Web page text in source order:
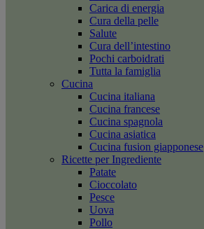
Carica di energia
Cura della pelle
Salute
Cura dell’intestino
Pochi carboidrati
Tutta la famiglia
Cucina
Cucina italiana
Cucina francese
Cucina spagnola
Cucina asiatica
Cucina fusion giapponese
Ricette per Ingrediente
Patate
Cioccolato
Pesce
Uova
Pollo